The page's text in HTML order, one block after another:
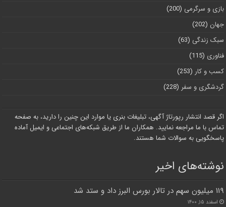
بازی و سرگرمی (200)
جهان (202)
سبک زندگی (63)
فناوری (115)
کسب و کار (253)
گردشگری و سفر (228)
اگر قصد انتشار رپورتاژ آگهی، تبلیغات بنری یا موارد این چنین را دارید، به صفحه
تماس با ما مراجعه نمایید. همکاران ما از طریق شبکه‌های اجتماعی و ایمیل آماده
پاسخگویی به سوالات شما هستند.
نوشته‌های اخیر
۱۱۹ میلیون سهم در تالار بورس البرز داد و ستد شد
اسفند ۱۵, ۱۴۰۰